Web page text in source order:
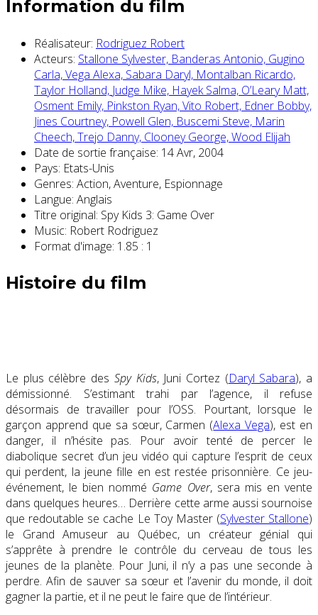
Information du film
Réalisateur: Rodriguez Robert
Acteurs: Stallone Sylvester, Banderas Antonio, Gugino
Carla,Vega Alexa, Sabara Daryl, Montalban Ricardo,
Taylor Holland, Judge Mike, Hayek Salma, O’Leary Matt,
Osment Emily, Pinkston Ryan,Vito Robert, Edner Bobby,
Jines Courtney, Powell Glen, Buscemi Steve, Marin
Cheech,Trejo Danny, Clooney George,Wood Elijah
Date de sortie française: 14 Avr, 2004
Pays: Etats-Unis
Genres: Action, Aventure, Espionnage
Langue: Anglais
Titre original: Spy Kids 3: Game Over
Music: Robert Rodriguez
Format d'image: 1.85 : 1
Histoire du film
Le plus célèbre des Spy Kids, Juni Cortez (Daryl Sabara), a
démissionné. S’estimant trahi par l’agence, il refuse
désormais de travailler pour l’OSS. Pourtant, lorsque le
garçon apprend que sa sœur, Carmen (Alexa Vega), est en
danger, il n’hésite pas. Pour avoir tenté de percer le
diabolique secret d’un jeu vidéo qui capture l’esprit de ceux
qui perdent, la jeune fille en est restée prisonnière. Ce jeu-
événement, le bien nommé Game Over, sera mis en vente
dans quelques heures… Derrière cette arme aussi sournoise
que redoutable se cache Le Toy Master (Sylvester Stallone)
le Grand Amuseur au Québec, un créateur génial qui
s’apprête à prendre le contrôle du cerveau de tous les
jeunes de la planète. Pour Juni, il n’y a pas une seconde à
perdre. Afin de sauver sa sœur et l’avenir du monde, il doit
gagner la partie, et il ne peut le faire que de l’intérieur.